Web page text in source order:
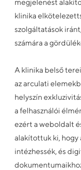
megjelenést
klinika
szolgáltatások
számára a
A klinika belső
az arculati
helyszín
a felhasználói
ezért a weboldalt
alakítottuk ki, hogy
intézhessék, és